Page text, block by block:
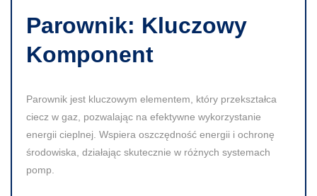
Parownik: Kluczowy
Komponent
Parownik jest kluczowym elementem, który przekształca
ciecz w gaz, pozwalając na efektywne wykorzystanie
energii cieplnej. Wspiera oszczędność energii i ochronę
środowiska, działając skutecznie w różnych systemach
pomp.